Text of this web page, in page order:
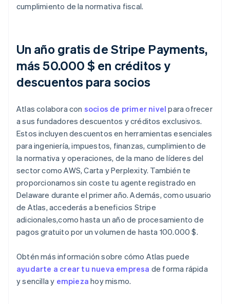
cumplimiento de la normativa fiscal.
Un año gratis de Stripe Payments,
más 50.000 $ en créditos y
descuentos para socios
Atlas colabora con socios de primer nivel para ofrecer
a sus fundadores descuentos y créditos exclusivos.
Estos incluyen descuentos en herramientas esenciales
para ingeniería, impuestos, finanzas, cumplimiento de
la normativa y operaciones, de la mano de líderes del
sector como AWS, Carta y Perplexity. También te
proporcionamos sin coste tu agente registrado en
Delaware durante el primer año. Además, como usuario
de Atlas, accederás a beneficios Stripe
adicionales,como hasta un año de procesamiento de
pagos gratuito por un volumen de hasta 100.000 $.
Obtén más información sobre cómo Atlas puede
ayudarte a crear tu nueva empresa de forma rápida
y sencilla y empieza hoy mismo.